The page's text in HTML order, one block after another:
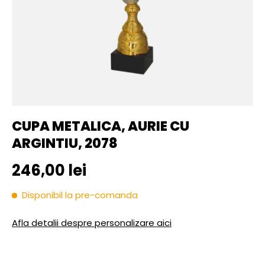
CUPA METALICA, AURIE CU
ARGINTIU, 2078
Pret initial
246,00 lei
Disponibil la pre-comanda
Afla detalii despre personalizare aici